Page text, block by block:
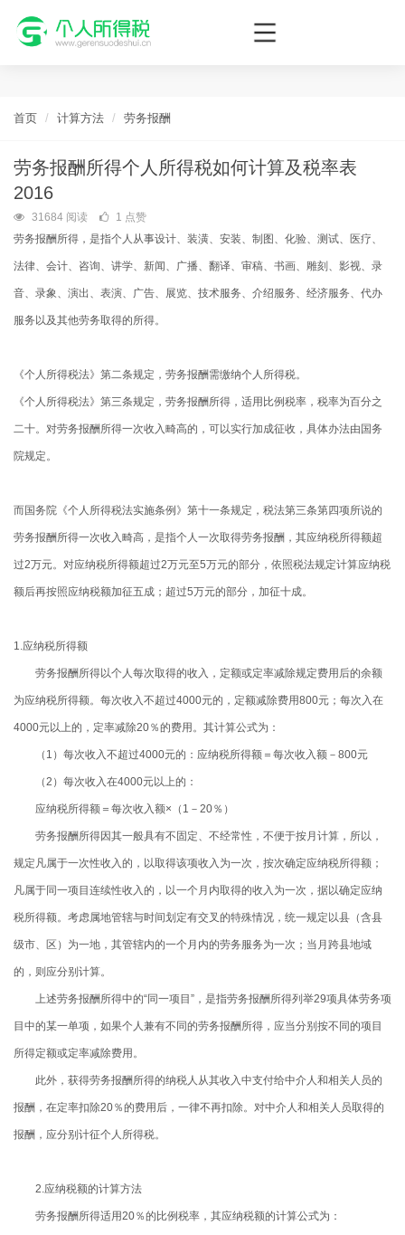
个人所得税网，最新个税资讯平台，您的个税管理专家！
首页 计算方法 劳务报酬
劳务报酬所得个人所得税如何计算及税率表
2016
31684 阅读
1 点赞
劳务报酬所得，是指个人从事设计、装潢、安装、制图、化验、测试、医疗、
法律、会计、咨询、讲学、新闻、广播、翻译、审稿、书画、雕刻、影视、录
音、录象、演出、表演、广告、展览、技术服务、介绍服务、经济服务、代办
服务以及其他劳务取得的所得。
《个人所得税法》第二条规定，劳务报酬需缴纳个人所得税。
《个人所得税法》第三条规定，劳务报酬所得，适用比例税率，税率为百分之
二十。对劳务报酬所得一次收入畸高的，可以实行加成征收，具体办法由国务
院规定。
而国务院《个人所得税法实施条例》第十一条规定，税法第三条第四项所说的
劳务报酬所得一次收入畸高，是指个人一次取得劳务报酬，其应纳税所得额超
过2万元。对应纳税所得额超过2万元至5万元的部分，依照税法规定计算应纳税
额后再按照应纳税额加征五成；超过5万元的部分，加征十成。
1. 应纳税所得额
劳务报酬所得以个人每次取得的收入，定额或定率减除规定费用后的余额
为应纳税所得额。每次收入不超过4000元的，定额减除费用800元；每次入在
4000元以上的，定率减除20％的费用。其计算公式为：
（ 1 ）每次收入不超过4000元的：应纳税所得额＝每次收入额－ 800元
（2 ）每次收入在4000元以上的：
应纳税所得额＝每次收入额×（ 1 － 20％）
劳务报酬所得因其一般具有不固定、不经常性，不便于按月计算，所以，
规定凡属于一次性收入的，以取得该项收入为一次，按次确定应纳税所得额；
凡属于同一项目连续性收入的，以一个月内取得的收入为一次，据以确定应纳
税所得额。考虑属地管辖与时间划定有交叉的特殊情况，统一规定以县（含县
级市、区）为一地，其管辖内的一个月内的劳务服务为一次；当月跨县地域
的，则应分别计算。
上述劳务报酬所得中的“同一项目”，是指劳务报酬所得列举29项具体劳务项
目中的某一单项，如果个人兼有不同的劳务报酬所得，应当分别按不同的项目
所得定额或定率减除费用。
此外，获得劳务报酬所得的纳税人从其收入中支付给中介人和相关人员的
报酬，在定率扣除20％的费用后，一律不再扣除。对中介人和相关人员取得的
报酬，应分别计征个人所得税。
2. 应纳税额的计算方法
劳务报酬所得适用20％的比例税率，其应纳税额的计算公式为：